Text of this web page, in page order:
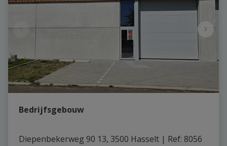
Bedrijfsgebouw
Diepenbekerweg 90 13, 3500 Hasselt | Ref: 8056